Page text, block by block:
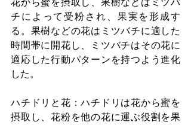
チによって受粉され、果実を形成す
る。果樹などの花はミツバチに適した
時間帯に開花し、ミツバチはその花に
適応した行動パターンを持つよう進化
した。
ハチドリと花：ハチドリは花から蜜を
摂取し、花粉を他の花に運ぶ役割を果